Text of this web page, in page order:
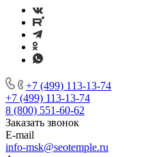
+7 (499) 113-13-74
+7 (499) 113-13-74
8 (800) 551-60-62
Заказать звонок
E-mail
info-msk@seotemple.ru